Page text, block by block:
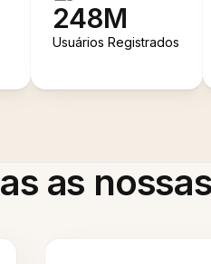
248M
Usuários Registrados
as